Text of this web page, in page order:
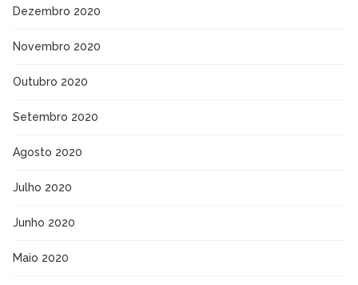
Dezembro 2020
Novembro 2020
Outubro 2020
Setembro 2020
Agosto 2020
Julho 2020
Junho 2020
Maio 2020